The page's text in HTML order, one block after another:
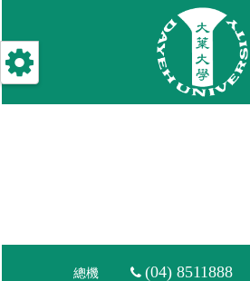
主
要
內
容
總機 (04) 8511888